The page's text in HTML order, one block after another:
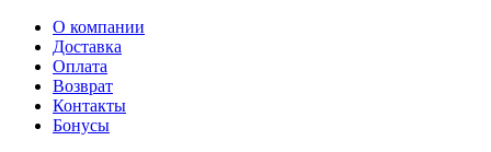
О компании
Доставка
Оплата
Возврат
Контакты
Бонусы